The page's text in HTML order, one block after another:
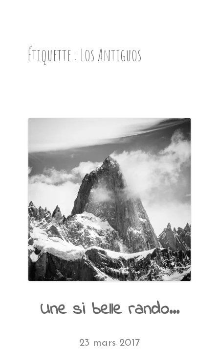
PRÉSENTATION
NOS BONNES ADRESSES
Étiquette : Los Antiguos
Une si belle rando…
23 mars 2017